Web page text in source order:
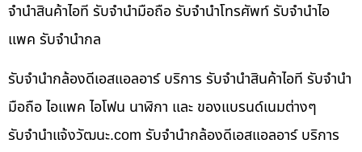
จำนำสินค้าไอที รับจำนำมือถือ รับจำนำโทรศัพท์ รับจำนำไอ
แพค รับจำนำกล
รับจำนำกล้องดีเอสแอลอาร์ บริการ รับจำนำสินค้าไอที รับจำนำ
มือถือ ไอแพค ไอโฟน นาฬิกา และ ของแบรนด์เนมต่างๆ
รับจํานําแจ้งวัฒนะ.com รับจำนำกล้องดีเอสแอลอาร์ บริการ